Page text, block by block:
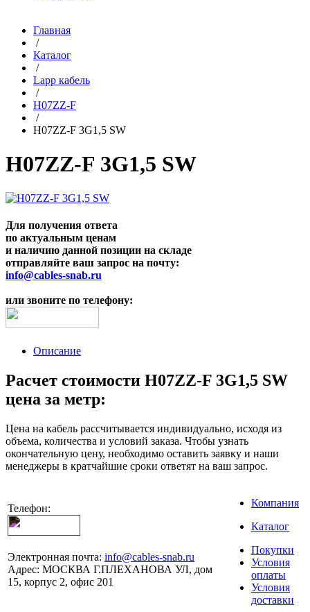
Главная
/
Каталог
/
Lapp кабель
/
H07ZZ-F
/
H07ZZ-F 3G1,5 SW
H07ZZ-F 3G1,5 SW
Для получения ответа
по актуальным ценам
и наличию данной позиции на складе
отправляйте ваш запрос на почту:
info@cables-snab.ru
или звоните по телефону:
Описание
Расчет стоимости H07ZZ-F 3G1,5 SW
цена за метр:
Цена на кабель рассчитывается индивидуально, исходя из
объема, количества и условий заказа. Чтобы узнать
окончательную цену, необходимо оставить заявку и наши
менеджеры в кратчайшие сроки ответят на ваш запрос.
Телефон:
Электронная почта: info@cables-snab.ru
Адрес: МОСКВА Г.ПЛЕХАНОВА УЛ, дом
15, корпус 2, офис 201
Компания
Каталог
Покупки
Условия
оплаты
Условия
доставки